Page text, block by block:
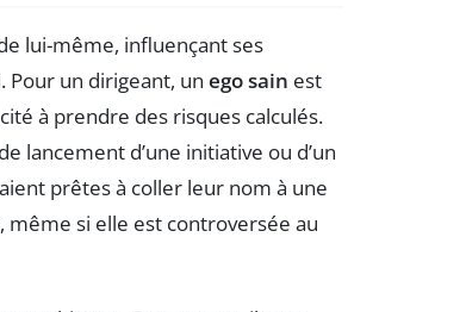
lui-même, influençant ses
Pour un dirigeant, un ego sain est
à prendre des risques calculés.
lancement d’une initiative ou d’un
prêtes à coller leur nom à une
si elle est controversée au